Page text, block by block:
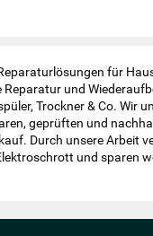
für
Reparatur und
Trockner & Co. Wir
geprüften und
Durch unsere Arbeit
und sparen